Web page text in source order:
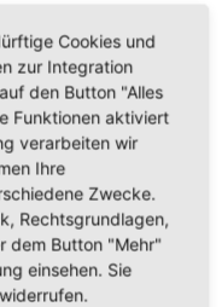
1961 offiziell
Unabhängigkeit
Mali Teil der
Mali bestand, und
war auf dem
ein traditionelles
wurde jedoch 1961
Trennung von
Cookies und
zur Integration
den Button "Alles
Funktionen aktiviert
verarbeiten wir
Ihre
Zwecke.
Rechtsgrundlagen,
dem Button "Mehr"
einsehen. Sie